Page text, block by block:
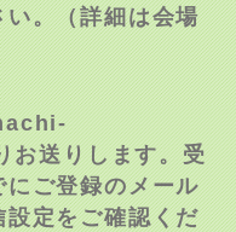
。（詳細は会場
お送りします。受
ご登録のメール
定をご確認くだ